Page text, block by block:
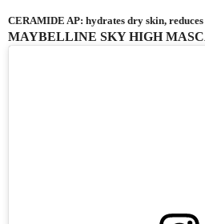
CERAMIDE AP: hydrates dry skin,
MAYBELLINE SKY HIGH